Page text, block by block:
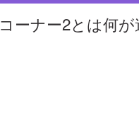
コーナー2とは何